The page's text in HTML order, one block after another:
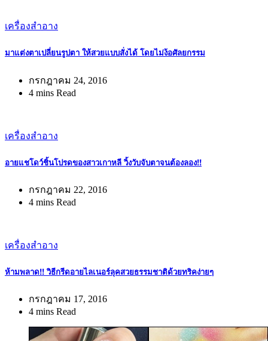
เครื่องสำอาง
มาแต่งตาเปลี่ยนรูปตา ให้สวยแบบสั่งได้ โดยไม่ง้อศัลยกรรม
กรกฎาคม 24, 2016
4 mins Read
เครื่องสำอาง
อายแชโดว์ชิ้นโปรดของสาวเกาหลี วิ้งวับจับตาจนต้องลอง!!
กรกฎาคม 22, 2016
4 mins Read
เครื่องสำอาง
ห้ามพลาด!! วิธีกรีดอายไลเนอร์ลุคสวยธรรมชาติด้วยทริคง่ายๆ
กรกฎาคม 17, 2016
4 mins Read